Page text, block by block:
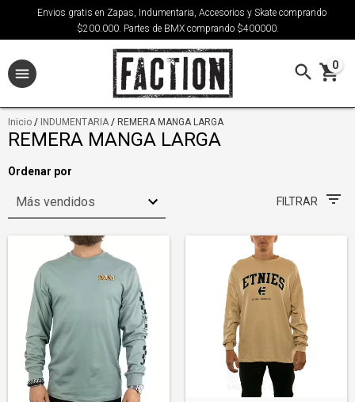
Envios gratis en Zapas, Indumentaria, Accesorios y Skate comprando
$200.000. Partes de BMX comprando $400000.
0
Inicio / INDUMENTARIA / REMERA MANGA LARGA
REMERA MANGA LARGA
Ordenar por
FILTRAR